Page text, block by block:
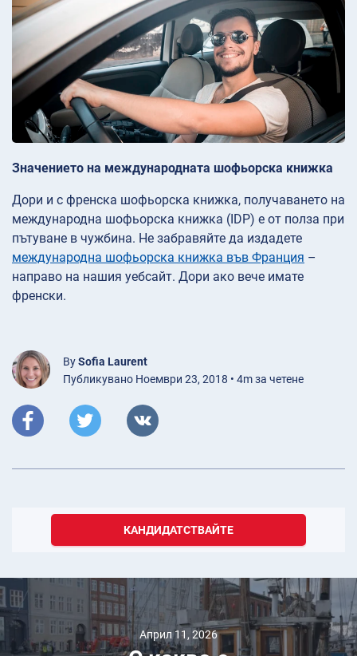
Значението на международната шофьорска книжка
Дори и с френска шофьорска книжка, получаването на
международна шофьорска книжка (IDP) е от полза при
пътуване в чужбина. Не забравяйте да издадете
международна шофьорска книжка във Франция –
направо на нашия уебсайт. Дори ако вече имате
френски.
BySofia Laurent
Публикувано Ноември 23, 2018 • 4m за четене
КАНДИДАТСТВАЙТЕ
Април 11, 2026